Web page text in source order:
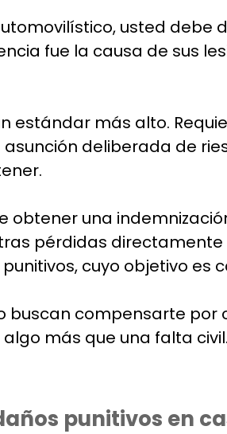
usted
fue la causa de sus
estándar más alto.
deliberada de
obtener una
pérdidas
cuyo objetivo es
buscan compensarte
más que una falta
punitivos en